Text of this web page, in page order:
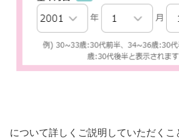
について詳しくご説明していただくこ